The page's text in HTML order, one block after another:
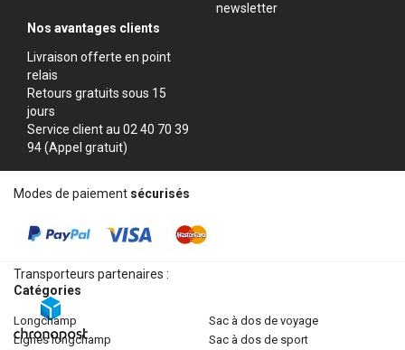
newsletter
Nos avantages clients
Livraison offerte en point
relais
Retours gratuits sous 15
jours
Service client au 02 40 70 39
94 (Appel gratuit)
Modes de paiement sécurisés
Transporteurs partenaires :
Catégories
longchamp
lignes longchamp
sac à dos de voyage
sac à dos de sport